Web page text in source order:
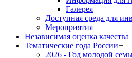
Галерея
Доступная среда для
Мероприятия
Независимая оценка качества
Тематические года России+
2026 - Год молодой